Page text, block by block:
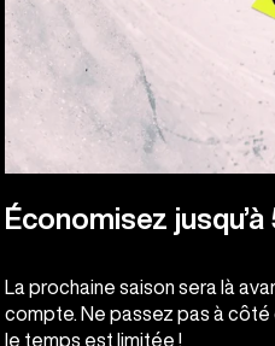
Économisez jusqu’à
La prochaine saison sera là
compte. Ne passez pas à
le temps est limitée !